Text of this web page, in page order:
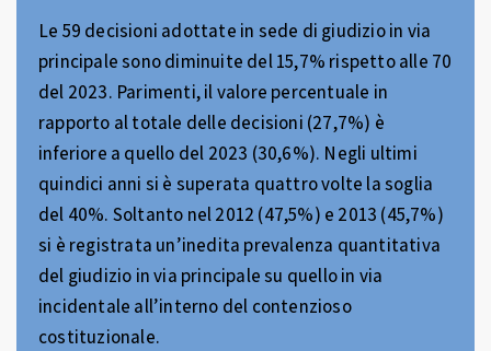
Le 59 decisioni adottate in sede di giudizio in via
principale sono diminuite del 15,7% rispetto alle 70
del 2023. Parimenti, il valore percentuale in
rapporto al totale delle decisioni (27,7%) è
inferiore a quello del 2023 (30,6%). Negli ultimi
quindici anni si è superata quattro volte la soglia
del 40%. Soltanto nel 2012 (47,5%) e 2013 (45,7%)
si è registrata un’inedita prevalenza quantitativa
del giudizio in via principale su quello in via
incidentale all’interno del contenzioso
costituzionale.